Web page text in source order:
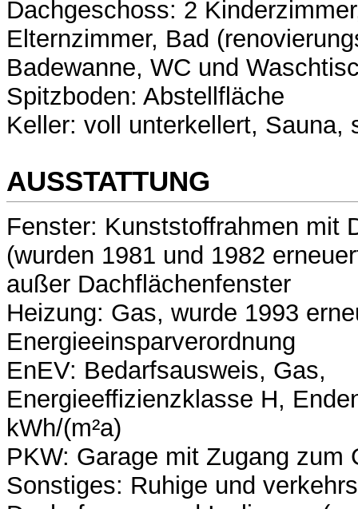
Dachgeschoss: 2
Elternzimmer, Bad
Badewanne, WC und
Spitzboden: Abstellfläche
Keller: voll unterkellert, Sauna,
AUSSTATTUNG
Fenster: Kunststoffrahmen mit
(wurden 1981 und 1982
außer Dachflächenfenster
Heizung: Gas, wurde 1993
Energieeinsparverordnung
EnEV: Bedarfsausweis, Gas,
Energieeffizienzklasse H,
kWh/(m²a)
PKW: Garage mit Zugang zum
Sonstiges: Ruhige und